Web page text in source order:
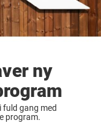
ny
fuld gang med
program.